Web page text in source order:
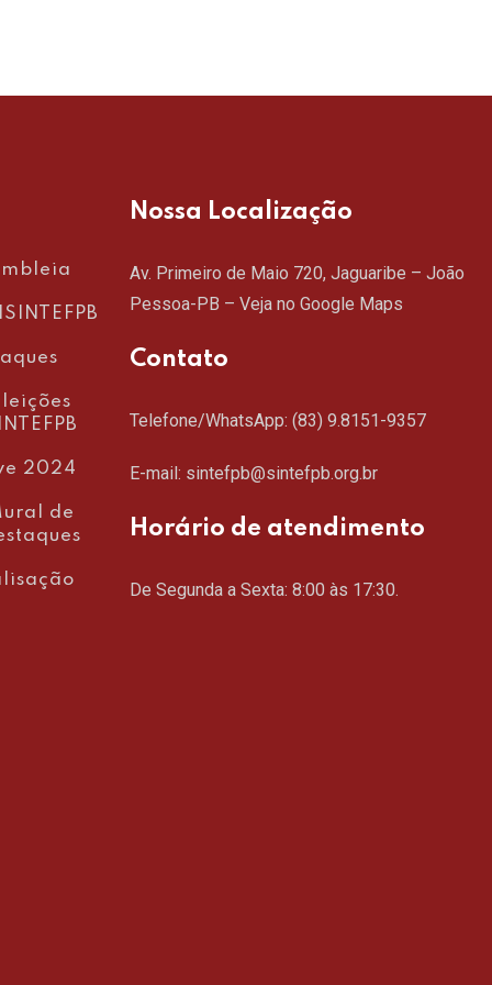
2024
de
Nossa Localização
Av. Primeiro de Maio 720, Jaguaribe – João
Pessoa-PB – Veja no Google Maps
Contato
Telefone/WhatsApp: (83) 9.8151-9357
E-mail: sintefpb@sintefpb.org.br
Horário de atendimento
De Segunda a Sexta: 8:00 às 17:30.